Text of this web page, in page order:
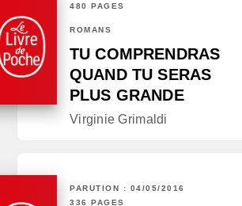
480 PAGES
ROMANS
TU COMPRENDRAS
QUAND TU SERAS
PLUS GRANDE
Virginie Grimaldi
PARUTION : 04/05/2016
336 PAGES